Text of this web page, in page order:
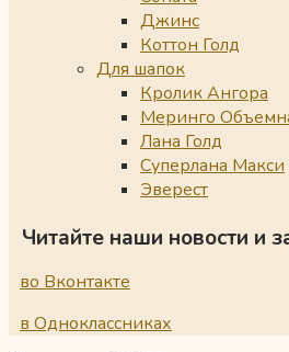
Джинс
Коттон Голд
Для шапок
Кролик Ангора
Меринго
Лана Голд
Суперлана Макси
Эверест
Читайте наши новости и
во Вконтакте
в Одноклассниках